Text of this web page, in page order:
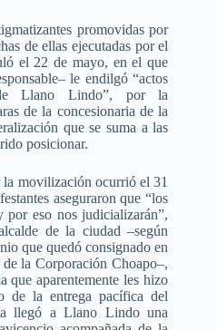
promovidas por
de ellas ejecutadas por el
el 22 de mayo, en el que
le endilgó “actos
Llano Lindo”, por la
de la concesionaria de la
que se suma a las
posicionar.
la movilización ocurrió el 31
aseguraron que “los
eso nos judicializarán”,
de la ciudad –según
que quedó consignado en
la Corporación Choapo–,
que aparentemente les hizo
de la entrega pacífica del
llegó a Llano Lindo una